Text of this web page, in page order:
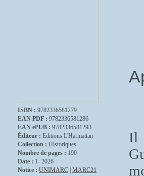
ISBN : 9782336581279
EAN PDF : 9782336581286
EAN ePUB : 9782336581293
Éditeur : Editions L'Harmattan
Collection : Historiques
Nombre de pages : 190
Date : 1- 2026
Notice : UNIMARC MARC21
Il